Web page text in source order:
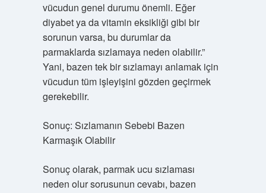
vücudun genel durumu önemli. Eğer
diyabet ya da vitamin eksikliği gibi bir
sorunun varsa, bu durumlar da
parmaklarda sızlamaya neden olabilir.”
Yani, bazen tek bir sızlamayı anlamak için
vücudun tüm işleyişini gözden geçirmek
gerekebilir.
Sonuç: Sızlamanın Sebebi Bazen
Karmaşık Olabilir
Sonuç olarak, parmak ucu sızlaması
neden olur sorusunun cevabı, bazen